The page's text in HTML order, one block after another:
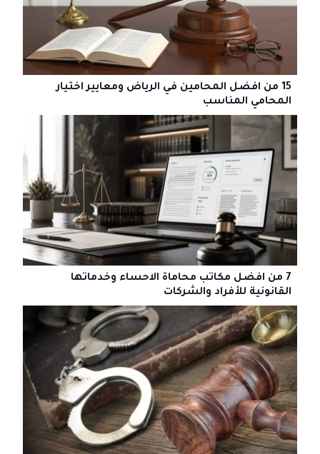
15 من افضل المحامين في الرياض ومعايير اختيار
المحامي المناسب
7 من افضل مكاتب محاماة الاحساء وخدماتها
القانونية للأفراد والشركات